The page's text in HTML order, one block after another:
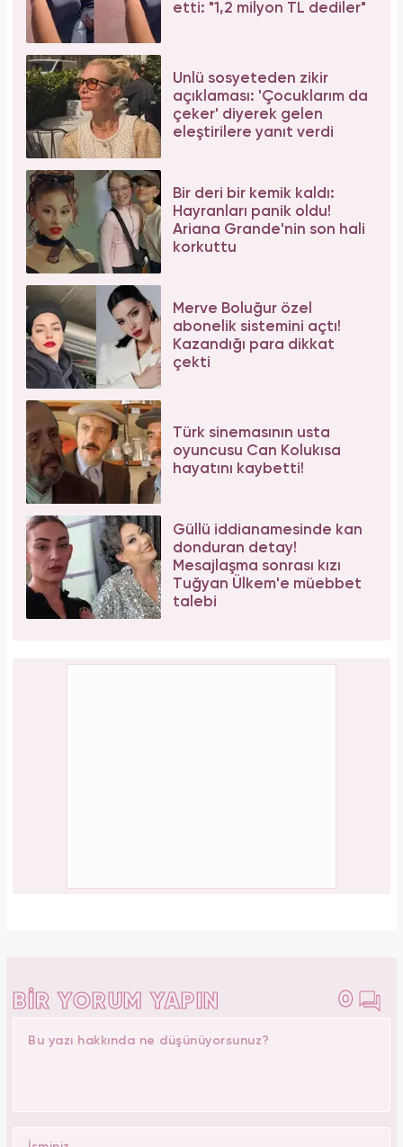
etti: "1,2 milyon TL dediler"
Ünlü sosyeteden zikir
açıklaması: 'Çocuklarım da
çeker' diyerek gelen
eleştirilere yanıt verdi
Bir deri bir kemik kaldı:
Hayranları panik oldu!
Ariana Grande'nin son hali
korkuttu
Merve Boluğur özel
abonelik sistemini açtı!
Kazandığı para dikkat
çekti
Türk sinemasının usta
oyuncusu Can Kolukısa
hayatını kaybetti!
Güllü iddianamesinde kan
donduran detay!
Mesajlaşma sonrası kızı
Tuğyan Ülkem'e müebbet
talebi
BİR YORUM YAPIN 0